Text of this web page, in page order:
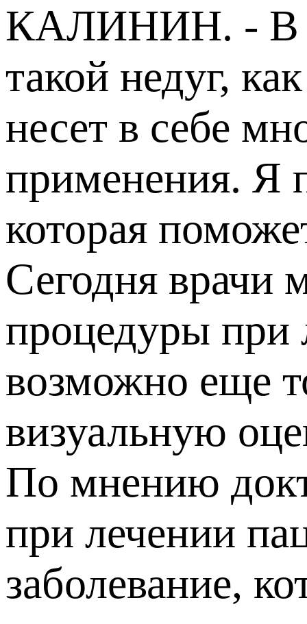
КАЛИНИН. - В
такой недуг,
несет в себе
применения. Я
которая
Сегодня врачи
процедуры при
возможно еще
визуальную
По мнению
при лечении
заболевание,